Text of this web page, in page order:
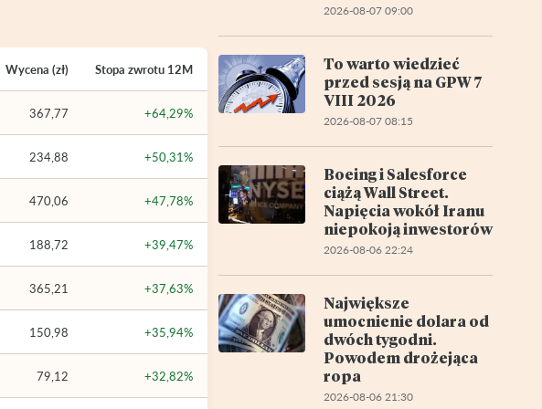
Wycena (zł) Stopa zwrotu 12M
367,77 +64,29%
234,88 +50,31%
470,06 +47,78%
188,72 +39,47%
365,21 +37,63%
150,98 +35,94%
79,12 +32,82%
2026-08-07 09:00
To warto wiedzieć
przed sesją na GPW 7
VIII 2026
2026-08-07 08:15
Boeing i Salesforce
ciążą Wall Street.
Napięcia wokół Iranu
niepokoją inwestorów
2026-08-06 22:24
Największe
umocnienie dolara od
dwóch tygodni.
Powodem drożejąca
ropa
2026-08-06 21:30